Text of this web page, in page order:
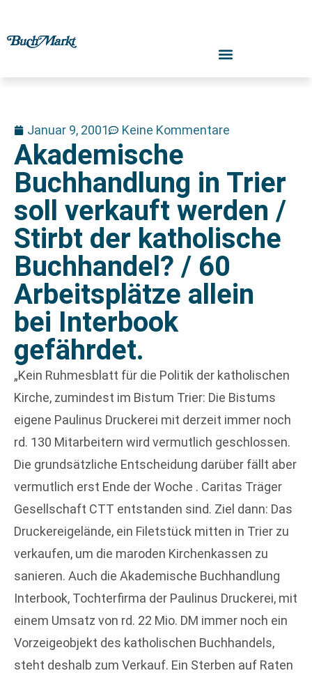
Januar 9, 2001 Keine Kommentare
Akademische
Buchhandlung in Trier
soll verkauft werden /
Stirbt der katholische
Buchhandel? / 60
Arbeitsplätze allein
bei Interbook
gefährdet.
„Kein Ruhmesblatt für die Politik der katholischen
Kirche, zumindest im Bistum Trier: Die Bistums
eigene Paulinus Druckerei mit derzeit immer noch
rd. 130 Mitarbeitern wird vermutlich geschlossen.
Die grundsätzliche Entscheidung darüber fällt aber
vermutlich erst Ende der Woche . Caritas Träger
Gesellschaft CTT entstanden sind. Ziel dann: Das
Druckereigelände, ein Filetstück mitten in Trier zu
verkaufen, um die maroden Kirchenkassen zu
sanieren. Auch die Akademische Buchhandlung
Interbook, Tochterfirma der Paulinus Druckerei, mit
einem Umsatz von rd. 22 Mio. DM immer noch ein
Vorzeigeobjekt des katholischen Buchhandels,
steht deshalb zum Verkauf. Ein Sterben auf Raten